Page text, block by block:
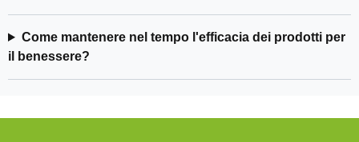
Come mantenere nel tempo l'efficacia dei prodotti per
il benessere?